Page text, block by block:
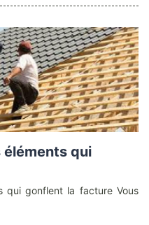
éléments qui
qui gonflent la facture Vous